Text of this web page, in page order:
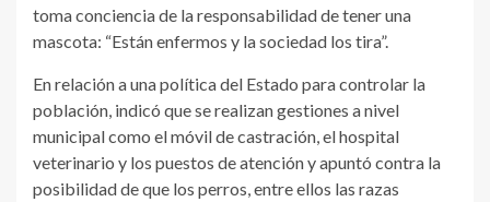
toma conciencia de la responsabilidad de tener una
mascota: “Están enfermos y la sociedad los tira”.
En relación a una política del Estado para controlar la
población, indicó que se realizan gestiones a nivel
municipal como el móvil de castración, el hospital
veterinario y los puestos de atención y apuntó contra la
posibilidad de que los perros, entre ellos las razas